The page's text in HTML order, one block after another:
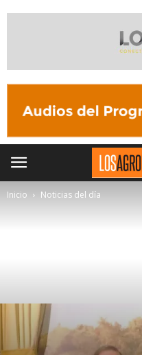
Inicio Noticias del día